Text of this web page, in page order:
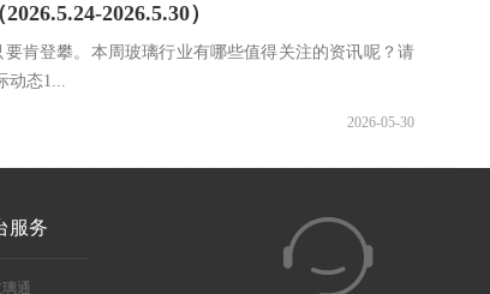
2026.5.30）
肯登攀。本周玻璃行业有哪些值得关注的资讯呢？请
动态1...
2026-05-30
服务
通